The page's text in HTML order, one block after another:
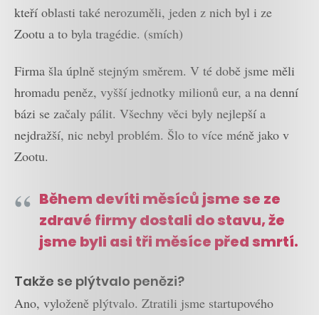
kteří oblasti také nerozuměli, jeden z nich byl i ze
Zootu a to byla tragédie. (smích)
Firma šla úplně stejným směrem. V té době jsme měli
hromadu peněz, vyšší jednotky milionů eur, a na denní
bázi se začaly pálit. Všechny věci byly nejlepší a
nejdražší, nic nebyl problém. Šlo to více méně jako v
Zootu.
Během devíti měsíců jsme se ze
zdravé firmy dostali do stavu, že
jsme byli asi tři měsíce před smrtí.
Takže se plýtvalo penězi?
Ano, vyloženě plýtvalo. Ztratili jsme startupového